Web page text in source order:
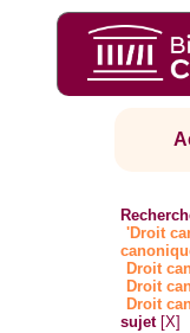
'Droit
Droit
Droit
Droit
sujet [X]